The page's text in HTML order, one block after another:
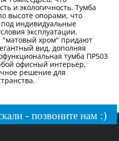
и экологичность. Тумба
высоте опорами, что
под индивидуальные
эксплуатации.
"матовый хром" придают
вид, дополняя
тумба ПР503
офисный интерьер,
решение для
- позвоните нам :)